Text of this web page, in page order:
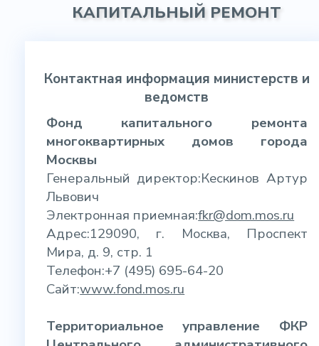
МУНИЦИПАЛЬНЫЙ ОКРУГ
ГЛАВА МО
СОВЕТ ДЕПУТАТОВ
АДМИНИСТРАЦИЯ
ИНФОРМАЦИЯ
ПРОТИВОДЕЙСТВИЕ КОРРУПЦИИ
КОНТАКТЫКАПИТАЛЬНЫЙ РЕМОНТ
Контактная информация министерств и
ведомств
Фонд капитального ремонта
многоквартирных домов города
Москвы
Генеральный директор:Кескинов Артур
Львович
Электронная приемная:fkr@dom.mos.ru
Адрес:129090, г. Москва, Проспект
Мира, д. 9, стр. 1
Телефон:+7 (495) 695-64-20
Сайт:www.fond.mos.ru
Территориальное управление ФКР